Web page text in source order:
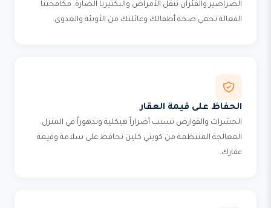
الصراصير والفئران تنقل الأمراض والبكتيريا الضارة. مكافحتنا
الفعالة تحمي صحة أطفالك وعائلتك من الأوبئة والعدوى.
الحفاظ على قيمة العقار
الحشرات والقوارض تسبب أضراراً هيكلية وتدهوراً في المنزل.
المعالجة المنتظمة من كويتي كلين تحافظ على سلامة وقيمة
عقارك.